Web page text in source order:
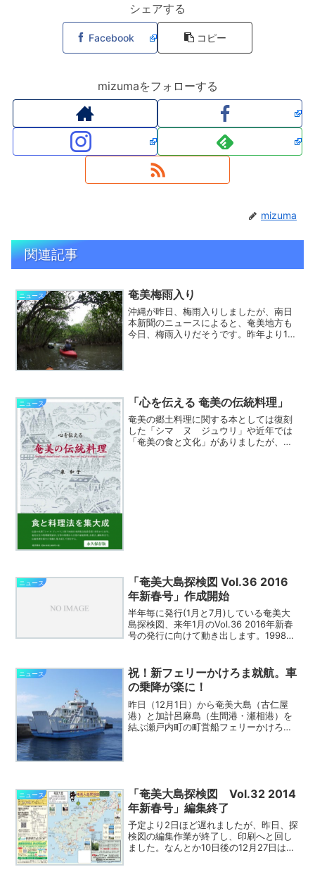
シェアする
Facebook コピー
mizumaをフォローする
mizuma
関連記事
ニュース 奄美梅雨入り
沖縄が昨日、梅雨入りしましたが、南日
本新聞のニュースによると、奄美地方も
今日、梅雨入りだそうです。昨年より1日
ニュース 「心を伝える 奄美の伝統料理」
奄美の郷土料理に関する本としては復刻
した「シマ ヌ ジュウリ」や近年では
「奄美の食と文化」がありましたが、今
ニュース
「奄美大島探検図 Vol.36 2016
年新春号」作成開始
半年毎に発行(1月と7月)している奄美大
島探検図、来年1月のVol.36 2016年新春
号の発行に向けて動き出します。1998年
日と設定しています。今日から...
ニュース
祝！新フェリーかけろま就航。車
の乗降が楽に！
昨日（12月1日）から奄美大島（古仁屋
港）と加計呂麻島（生間港・瀬相港）を
結ぶ瀬戸内町の町営船フェリーかけろま
ニュース
「奄美大島探検図 Vol.32 2014
年新春号」編集終了
予定より2日ほど遅れましたが、昨日、探
検図の編集作業が終了し、印刷へと回し
ました。なんとか10日後の12月27日は配